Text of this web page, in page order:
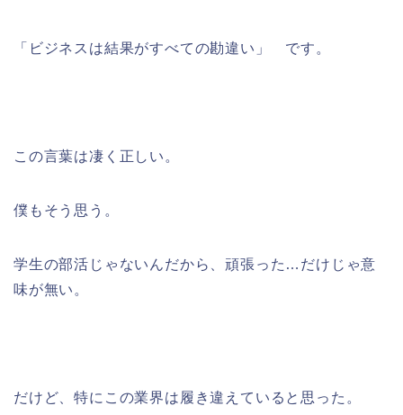
「ビジネスは結果がすべての勘違い」 です。
この言葉は凄く正しい。
僕もそう思う。
学生の部活じゃないんだから、頑張った…だけじゃ意
味が無い。
だけど、特にこの業界は履き違えていると思った。